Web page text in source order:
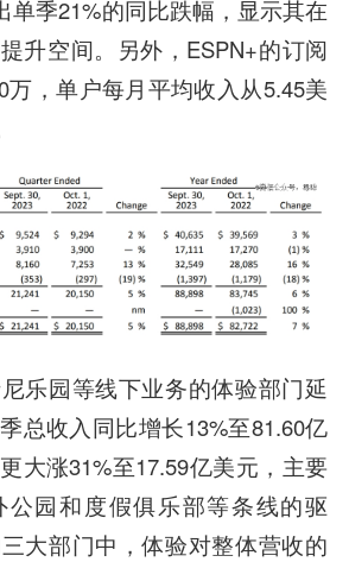
单季21%的同比跌幅，显示其在
升空间。另外，ESPN+的订阅
万，单户每月平均收入从5.45美
乐园等线下业务的体验部门延
总收入同比增长13%至81.60亿
大涨31%至17.59亿美元，主要
公园和度假俱乐部等条线的驱
大部门中，体验对整体营收的